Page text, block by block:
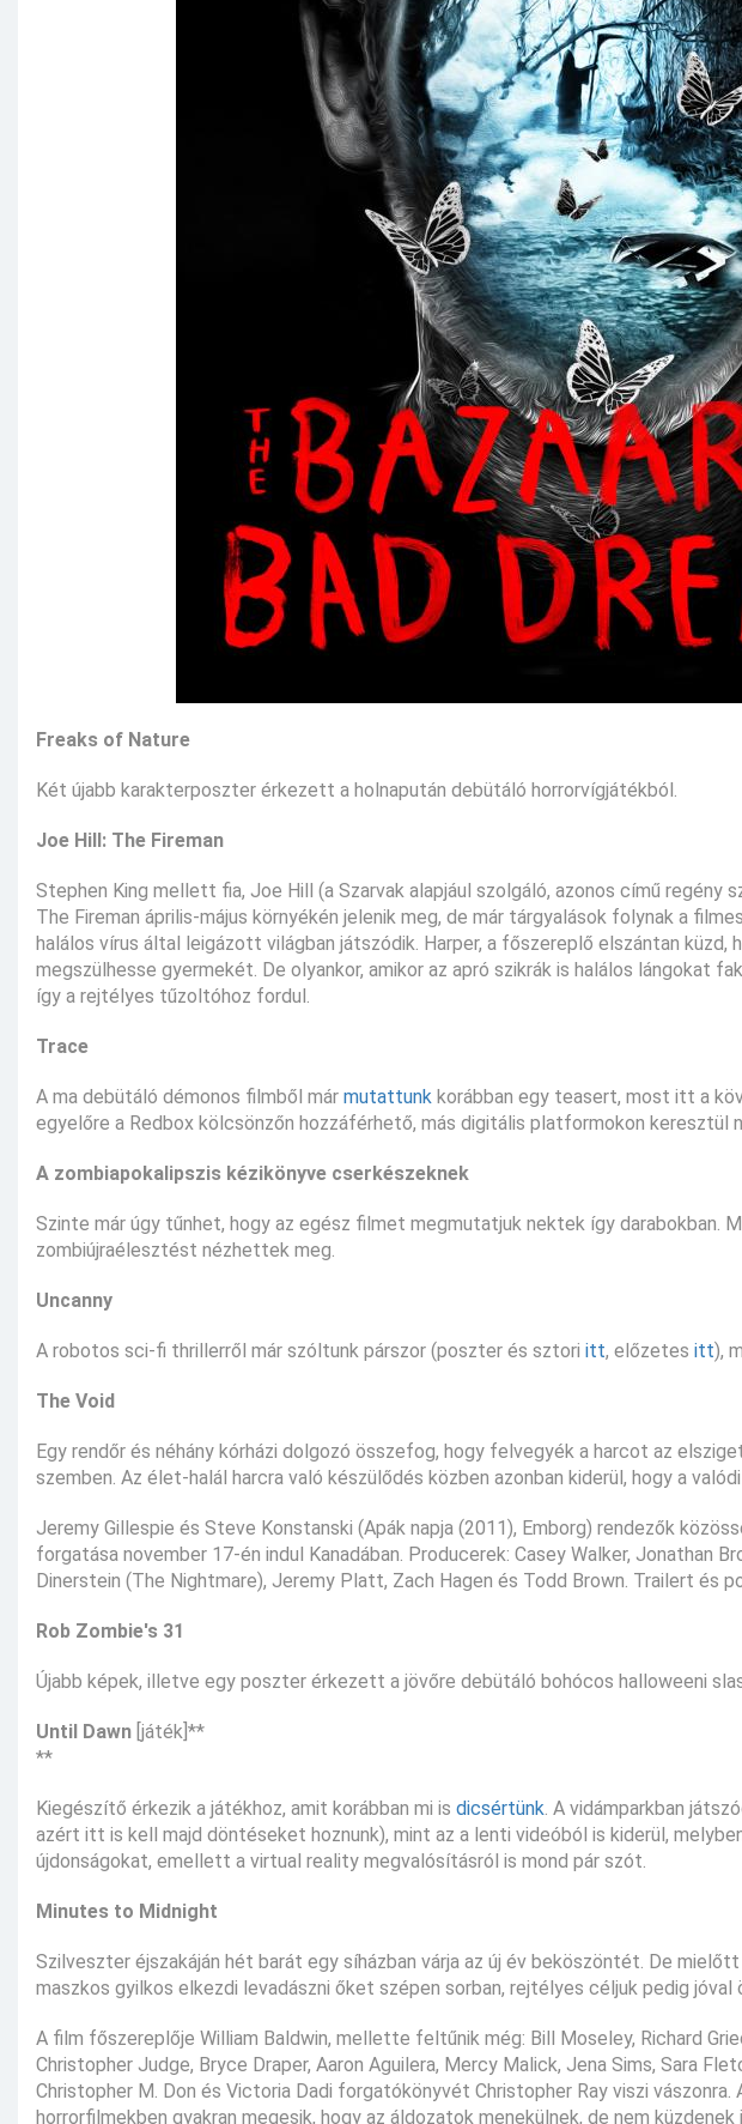
Freaks of Nature
Két újabb karakterposzter érkezett a holnapután debütáló horrorvígjátékból.
Joe Hill: The Fireman
Stephen King mellett fia, Joe Hill (a Szarvak alapjául szolgáló, azonos című regény
The Fireman április-május környékén jelenik meg, de már tárgyalások folynak a
halálos vírus által leigázott világban játszódik. Harper, a főszereplő elszántan küzd,
megszülhesse gyermekét. De olyankor, amikor az apró szikrák is halálos lángokat
így a rejtélyes tűzoltóhoz fordul.
Trace
A ma debütáló démonos filmből már mutattunk korábban egy teasert, most itt a
egyelőre a Redbox kölcsönzőn hozzáférhető, más digitális platformokon keresztül
A zombiapokalipszis kézikönyve cserkészeknek
Szinte már úgy tűnhet, hogy az egész filmet megmutatjuk nektek így darabokban.
zombiújraélesztést nézhettek meg.
Uncanny
A robotos sci-fi thrillerről már szóltunk párszor (poszter és sztori itt, előzetes itt),
The Void
Egy rendőr és néhány kórházi dolgozó összefog, hogy felvegyék a harcot az
szemben. Az élet-halál harcra való készülődés közben azonban kiderül, hogy a
Jeremy Gillespie és Steve Konstanski (Apák napja (2011), Emborg) rendezők
forgatása november 17-én indul Kanadában. Producerek: Casey Walker, Jonathan
Dinerstein (The Nightmare), Jeremy Platt, Zach Hagen és Todd Brown. Trailert és
Rob Zombie's 31
Újabb képek, illetve egy poszter érkezett a jövőre debütáló bohócos halloweeni
Until Dawn [játék]**
**
Kiegészítő érkezik a játékhoz, amit korábban mi is dicsértünk. A vidámparkban
azért itt is kell majd döntéseket hoznunk), mint az a lenti videóból is kiderül,
újdonságokat, emellett a virtual reality megvalósításról is mond pár szót.
Minutes to Midnight
Szilveszter éjszakáján hét barát egy síházban várja az új év beköszöntét. De
maszkos gyilkos elkezdi levadászni őket szépen sorban, rejtélyes céljuk pedig
A film főszereplője William Baldwin, mellette feltűnik még: Bill Moseley, Richard
Christopher Judge, Bryce Draper, Aaron Aguilera, Mercy Malick, Jena Sims, Sara
Christopher M. Don és Victoria Dadi forgatókönyvét Christopher Ray viszi
horrorfilmekben gyakran megesik, hogy az áldozatok menekülnek, de nem